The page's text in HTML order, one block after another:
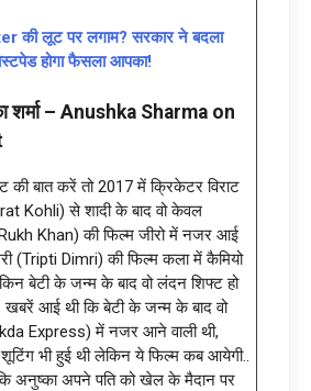
की लूट पर लगाम? सरकार ने बदला
होगा फैसला आपका!
शर्मा – Anushka Sharma on
की बात करें तो 2017 में क्रिकेटर विराट
Kohli) से शादी के बाद वो केवल
Khan) की फिल्म जीरो में नजर आई
(Tripti Dimri) की फिल्म कला में कैमियो
बेटी के जन्म के बाद वो लंदन शिफ्ट हो
खबरें आई थी कि बेटी के जन्म के बाद वो
Express) में नजर आने वाली थी,
भी हुई थी लेकिन ये फिल्म कब आयेगी..
अनुष्का अपने पति को खेल के मैदान पर